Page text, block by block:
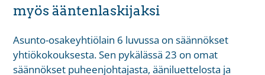
myös ääntenlaskijaksi
Asunto-osakeyhtiölain 6 luvussa on säännökset
yhtiökokouksesta. Sen pykälässä 23 on omat
säännökset puheenjohtajasta, ääniluettelosta ja